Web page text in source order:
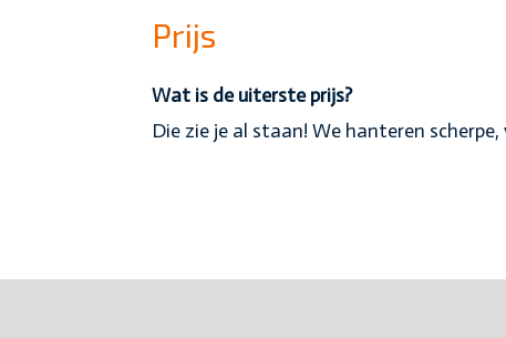
Prijs
Wat is de uiterste prijs?
Die zie je al staan! We hanteren